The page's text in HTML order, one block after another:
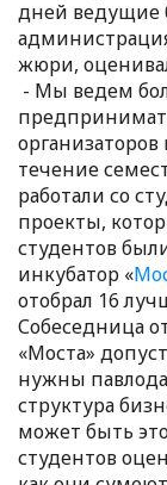
дней ведущие
жюри,
- Мы ведем
течение
работали со
проекты,
студентов
инкубатор «
отобрал 16
Собеседница
«Моста»
нужны
структура
может быть
студентов